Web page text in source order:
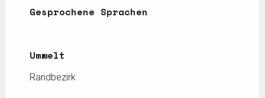
Gesprochene Sprachen
Gesprochene Sprachen
Umwelt
Umwelt
Randbezirk